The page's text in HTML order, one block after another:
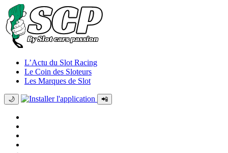
L’Actu du Slot Racing
Le Coin des Sloteurs
Les Marques de Slot
🌙 📲